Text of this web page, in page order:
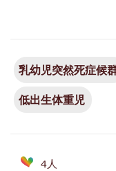
乳幼児突然死症候
低出生体重児
4人